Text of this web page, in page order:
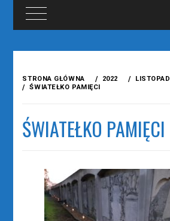
treści
STRONA GŁÓWNA 2022 LISTOPAD
ŚWIATEŁKO PAMIĘCI
ŚWIATEŁKO PAMIĘCI